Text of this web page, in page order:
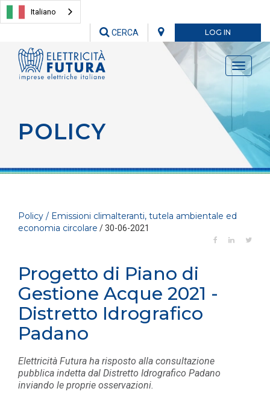
Italiano
LOG IN
CERCA
Toggle
POLICY
Policy / Emissioni climalteranti, tutela ambientale ed
economia circolare / 30-06-2021
Progetto di Piano di
Gestione Acque 2021 -
Distretto Idrografico
Padano
Elettricità Futura ha risposto alla consultazione
pubblica indetta dal Distretto Idrografico Padano
inviando le proprie osservazioni.